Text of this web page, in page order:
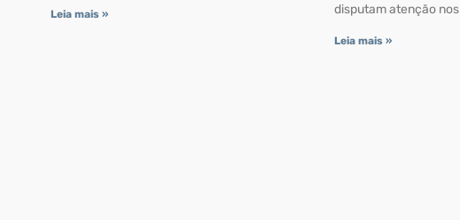
Leia mais »
disputam atenção nos
Leia mais »